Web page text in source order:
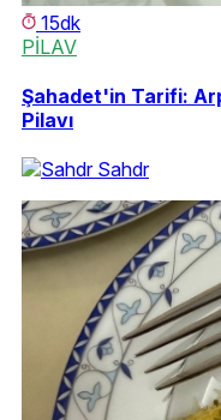
15dk
PİLAV
Şahadet'in Tarifi:
Pilavı
Sahdr